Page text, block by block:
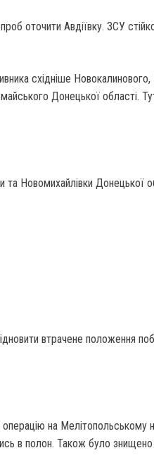
оточити Авдіївку. ЗСУ
східніше
Донецької області.
та Новомихайлівки Донецької
втрачене положення
на Мелітопольському
в полон. Також було знищено